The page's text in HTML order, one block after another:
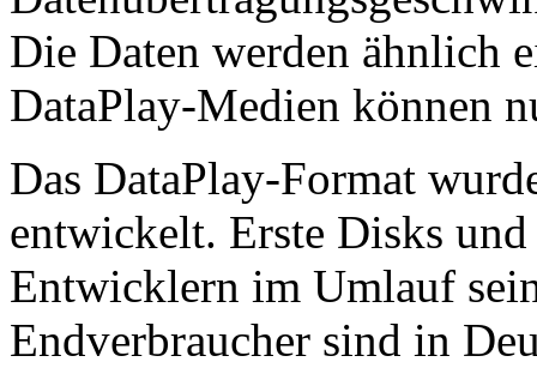
Die Daten werden ähnlich
DataPlay-Medien können
Das DataPlay-Format
entwickelt. Erste Disks
Entwicklern im Umlauf
Endverbraucher sind in